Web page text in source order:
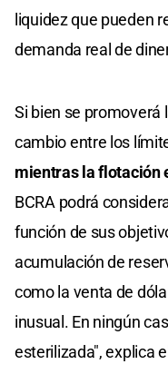
liquidez que pueden
demanda real de
Si bien se promoverá
cambio entre los
mientras la flotación
BCRA podrá
función de sus
acumulación de
como la venta de
inusual. En ningún
esterilizada", explica